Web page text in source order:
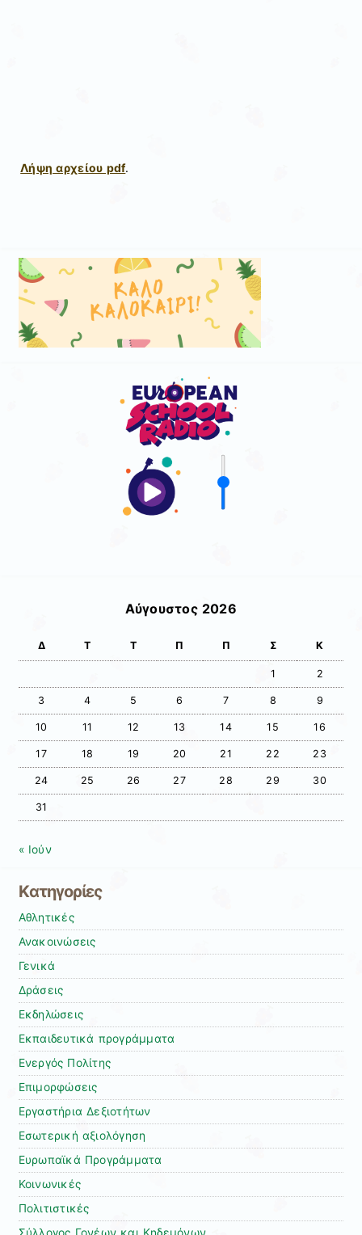
Λήψη αρχείου pdf.
Αύγουστος 2026
Δ Τ Τ Π Π Σ Κ
1 2
3 4 5 6 7 8 9
10 11 12 13 14 15 16
17 18 19 20 21 22 23
24 25 26 27 28 29 30
31
« Ιούν
Kατηγορίες
Αθλητικές
Ανακοινώσεις
Γενικά
Δράσεις
Εκδηλώσεις
Εκπαιδευτικά προγράμματα
Ενεργός Πολίτης
Επιμορφώσεις
Εργαστήρια Δεξιοτήτων
Εσωτερική αξιολόγηση
Ευρωπαϊκά Προγράμματα
Κοινωνικές
Πολιτιστικές